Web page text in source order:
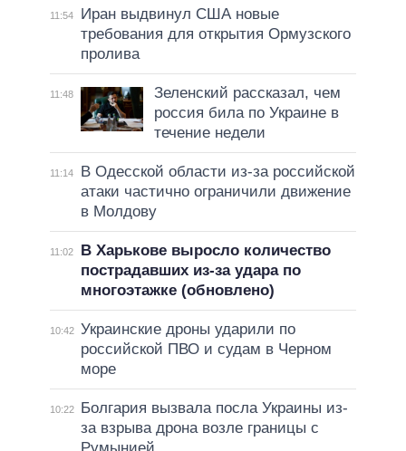
11:54
Иран выдвинул США новые
требования для открытия Ормузского
пролива
11:48
Зеленский рассказал, чем
россия била по Украине в
течение недели
11:14
В Одесской области из-за российской
атаки частично ограничили движение
в Молдову
11:02
В Харькове выросло количество
пострадавших из-за удара по
многоэтажке (обновлено)
10:42 Украинские дроны ударили по
российской ПВО и судам в Черном
море
10:22
Болгария вызвала посла Украины из-
за взрыва дрона возле границы с